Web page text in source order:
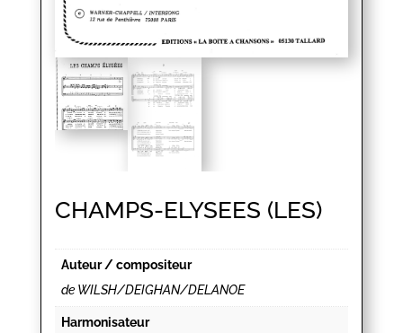
CHAMPS-ELYSEES (LES)
Auteur / compositeur
de WILSH/DEIGHAN/DELANOE
Harmonisateur